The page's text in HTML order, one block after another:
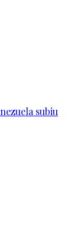
subiu